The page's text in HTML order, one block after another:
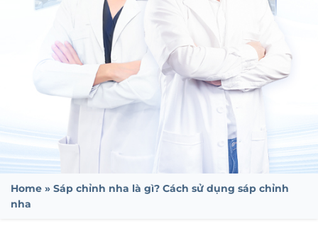
Home » Sáp chỉnh nha là gì? Cách sử dụng sáp chỉnh
nha